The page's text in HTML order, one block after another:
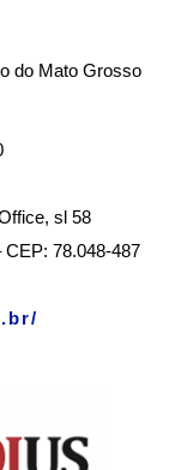
do Mato Grosso
sl 58
78.048-487